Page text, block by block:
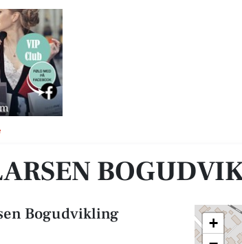
Bogudvikling
+